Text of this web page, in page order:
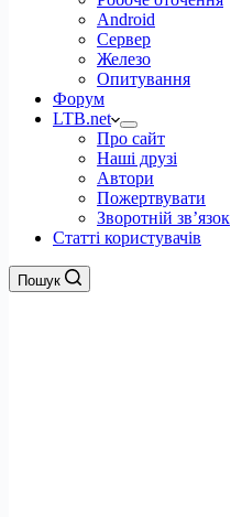
Android
Сервер
Железо
Опитування
Форум
LTB.net
Про сайт
Наші друзі
Автори
Пожертвувати
Зворотній зв’язок
Статті користувачів
Пошук